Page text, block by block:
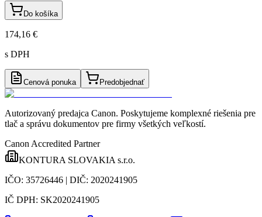
Do košíka
174,16 €
s DPH
Cenová ponuka Predobjednať
Autorizovaný predajca Canon. Poskytujeme komplexné riešenia pre
tlač a správu dokumentov pre firmy všetkých veľkostí.
Canon Accredited Partner
KONTURA SLOVAKIA s.r.o.
IČO: 35726446 | DIČ: 2020241905
IČ DPH: SK2020241905